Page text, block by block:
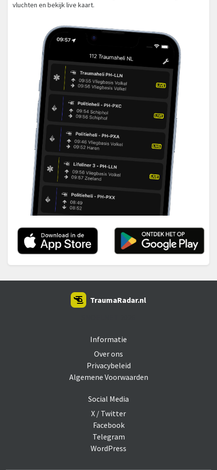
vluchten en bekijk live kaart.
Informatie
Over ons
Privacybeleid
Algemene Voorwaarden
Social Media
X / Twitter
Facebook
Telegram
WordPress
TraumaRadar.nl